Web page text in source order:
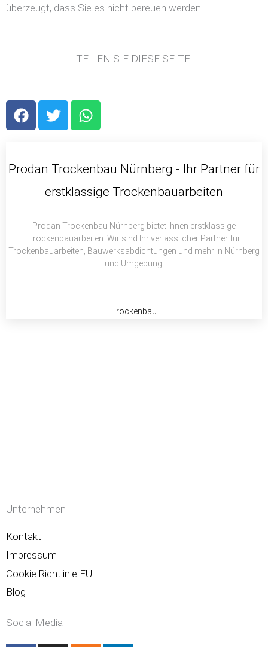
überzeugt, dass Sie es nicht bereuen werden!
TEILEN SIE DIESE SEITE:
F
a
b
T
w
t
r
W
h
s
p
Prodan Trockenbau Nürnberg - Ihr Partner für
erstklassige Trockenbauarbeiten
Prodan Trockenbau Nürnberg bietet Ihnen erstklassige
Trockenbauarbeiten. Wir sind Ihr verlässlicher Partner für
Trockenbauarbeiten, Bauwerksabdichtungen und mehr in Nürnberg
und Umgebung.
Trockenbau
Unternehmen
Kontakt
Impressum
Cookie Richtlinie EU
Blog
Social Media